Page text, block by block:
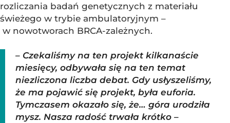
rozliczania badań genetycznych z materiału
świeżego w trybie ambulatoryjnym –
w nowotworach BRCA-zależnych.
– Czekaliśmy na ten projekt kilkanaście
miesięcy, odbywała się na ten temat
niezliczona liczba debat. Gdy usłyszeliśmy,
że ma pojawić się projekt, była euforia.
Tymczasem okazało się, że… góra urodziła
mysz. Nasza radość trwała krótko –